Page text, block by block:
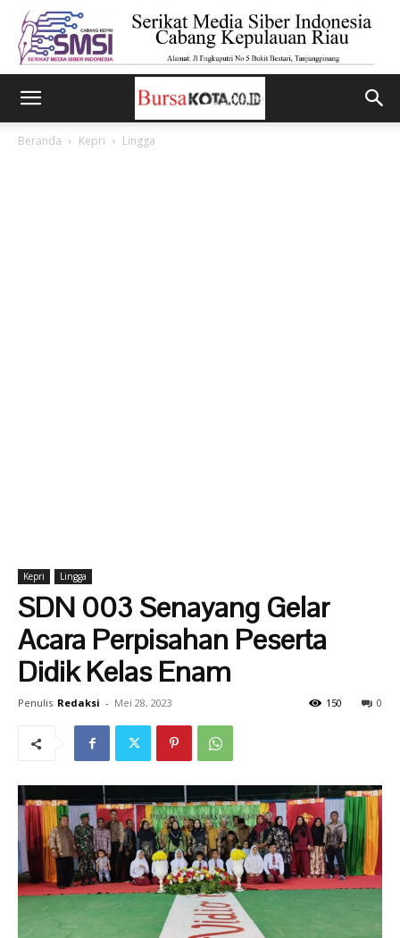
Beranda Kepri Lingga
Kepri Lingga
SDN 003 Senayang Gelar
Acara Perpisahan Peserta
Didik Kelas Enam
Penulis Redaksi - Mei 28, 2023 0
150